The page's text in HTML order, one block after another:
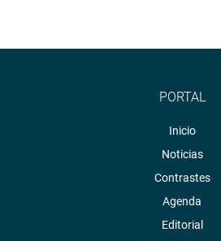
PORTAL
Inicio
Noticias
Contrastes
Agenda
Editorial